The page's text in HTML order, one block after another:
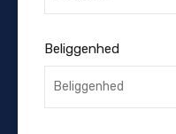
Beliggenhed